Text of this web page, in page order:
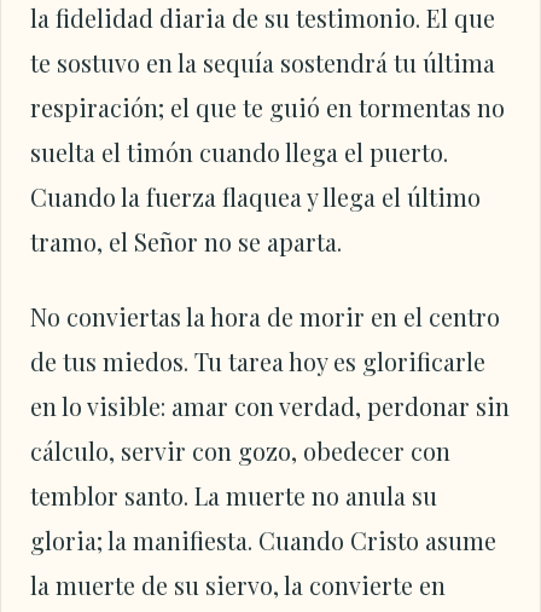
la fidelidad diaria de su testimonio. El que
te sostuvo en la sequía sostendrá tu última
respiración; el que te guió en tormentas no
suelta el timón cuando llega el puerto.
Cuando la fuerza flaquea y llega el último
tramo, el Señor no se aparta.
No conviertas la hora de morir en el centro
de tus miedos. Tu tarea hoy es glorificarle
en lo visible: amar con verdad, perdonar sin
cálculo, servir con gozo, obedecer con
temblor santo. La muerte no anula su
gloria; la manifiesta. Cuando Cristo asume
la muerte de su siervo, la convierte en